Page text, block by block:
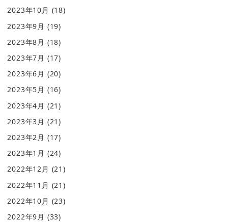
2023年10月 (18)
2023年9月 (19)
2023年8月 (18)
2023年7月 (17)
2023年6月 (20)
2023年5月 (16)
2023年4月 (21)
2023年3月 (21)
2023年2月 (17)
2023年1月 (24)
2022年12月 (21)
2022年11月 (21)
2022年10月 (23)
2022年9月 (33)